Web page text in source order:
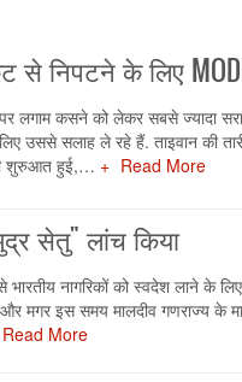
से निपटने के लिए
लगाम कसने को लेकर सबसे ज्यादा
उससे सलाह ले रहे हैं. ताइवान की
शुरुआत हुई,…
Read More
सेतु" लांच किया
से भारतीय नागरिकों को स्वदेश लाने
मगर इस समय मालदीव गणराज्य के
Read More